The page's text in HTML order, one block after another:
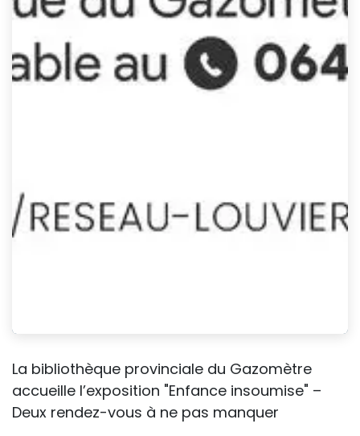
La bibliothèque provinciale du Gazomètre
accueille l’exposition "Enfance insoumise" –
Deux rendez-vous à ne pas manquer